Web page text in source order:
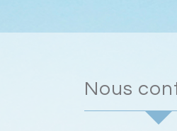
nous